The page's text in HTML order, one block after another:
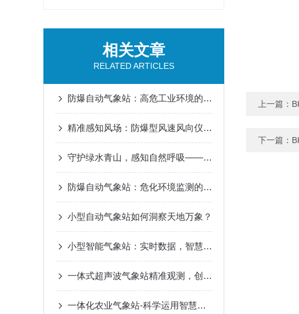
相关文章
RELATED ARTICLES
防爆自动气象站：高危工业环境的“安全气象眼”
精准感知风场：防爆型风速风向仪测量原理差异解析
守护绿水青山，感知自然呼吸——景区负氧离子监测站，生态旅游的新名片
防爆自动气象站：危化环境监测的“安全卫士”
小型自动气象站如何洞察天地万象？
小型智能气象站：实时数据，智慧气象新选择
一体式超声波气象站精准观测，创造智慧气象
一体化农业气象站-科学运用智慧气象2023已更新（热点|要闻）
上一篇：
下一篇：